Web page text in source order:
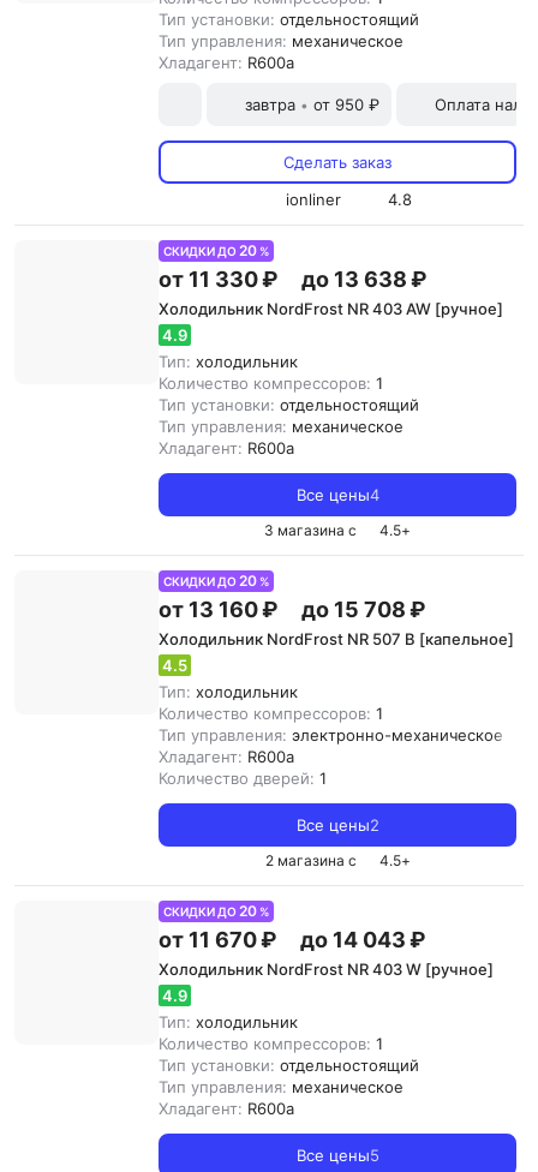
Тип установки: отдельностоящий
Тип управления: механическое
Хладагент: R600a
завтра • от 950 ₽ Оплата
Сделать заказ
ionliner
4.8
СКИДКИ ДО20 %
от 11 330 ₽ до 13 638 ₽
Холодильник NordFrost NR 403 AW [ручное]
4.9
Тип: холодильник
Количество компрессоров: 1
Тип установки: отдельностоящий
Тип управления: механическое
Хладагент: R600a
Все цены4
3 магазина с 4.5+
СКИДКИ ДО20 %
от 13 160 ₽ до 15 708 ₽
Холодильник NordFrost NR 507 B [капельное]
4.5
Тип: холодильник
Количество компрессоров: 1
Тип управления: электронно-механическое
Хладагент: R600a
Количество дверей: 1
Все цены2
2 магазина с 4.5+
СКИДКИ ДО20 %
от 11 670 ₽ до 14 043 ₽
Холодильник NordFrost NR 403 W [ручное]
4.9
Тип: холодильник
Количество компрессоров: 1
Тип установки: отдельностоящий
Тип управления: механическое
Хладагент: R600a
Все цены5